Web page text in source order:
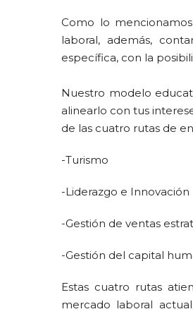
Como lo
laboral, además,
específica, con la
Nuestro modelo
alinearlo con tus
de las cuatro rutas de
-Turismo
-Liderazgo e Innovación
-Gestión de ventas
-Gestión del capital
Estas cuatro rutas
mercado laboral